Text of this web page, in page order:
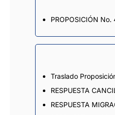
PROPOSICIÓN No.
Traslado
RESPUESTA
RESPUESTA